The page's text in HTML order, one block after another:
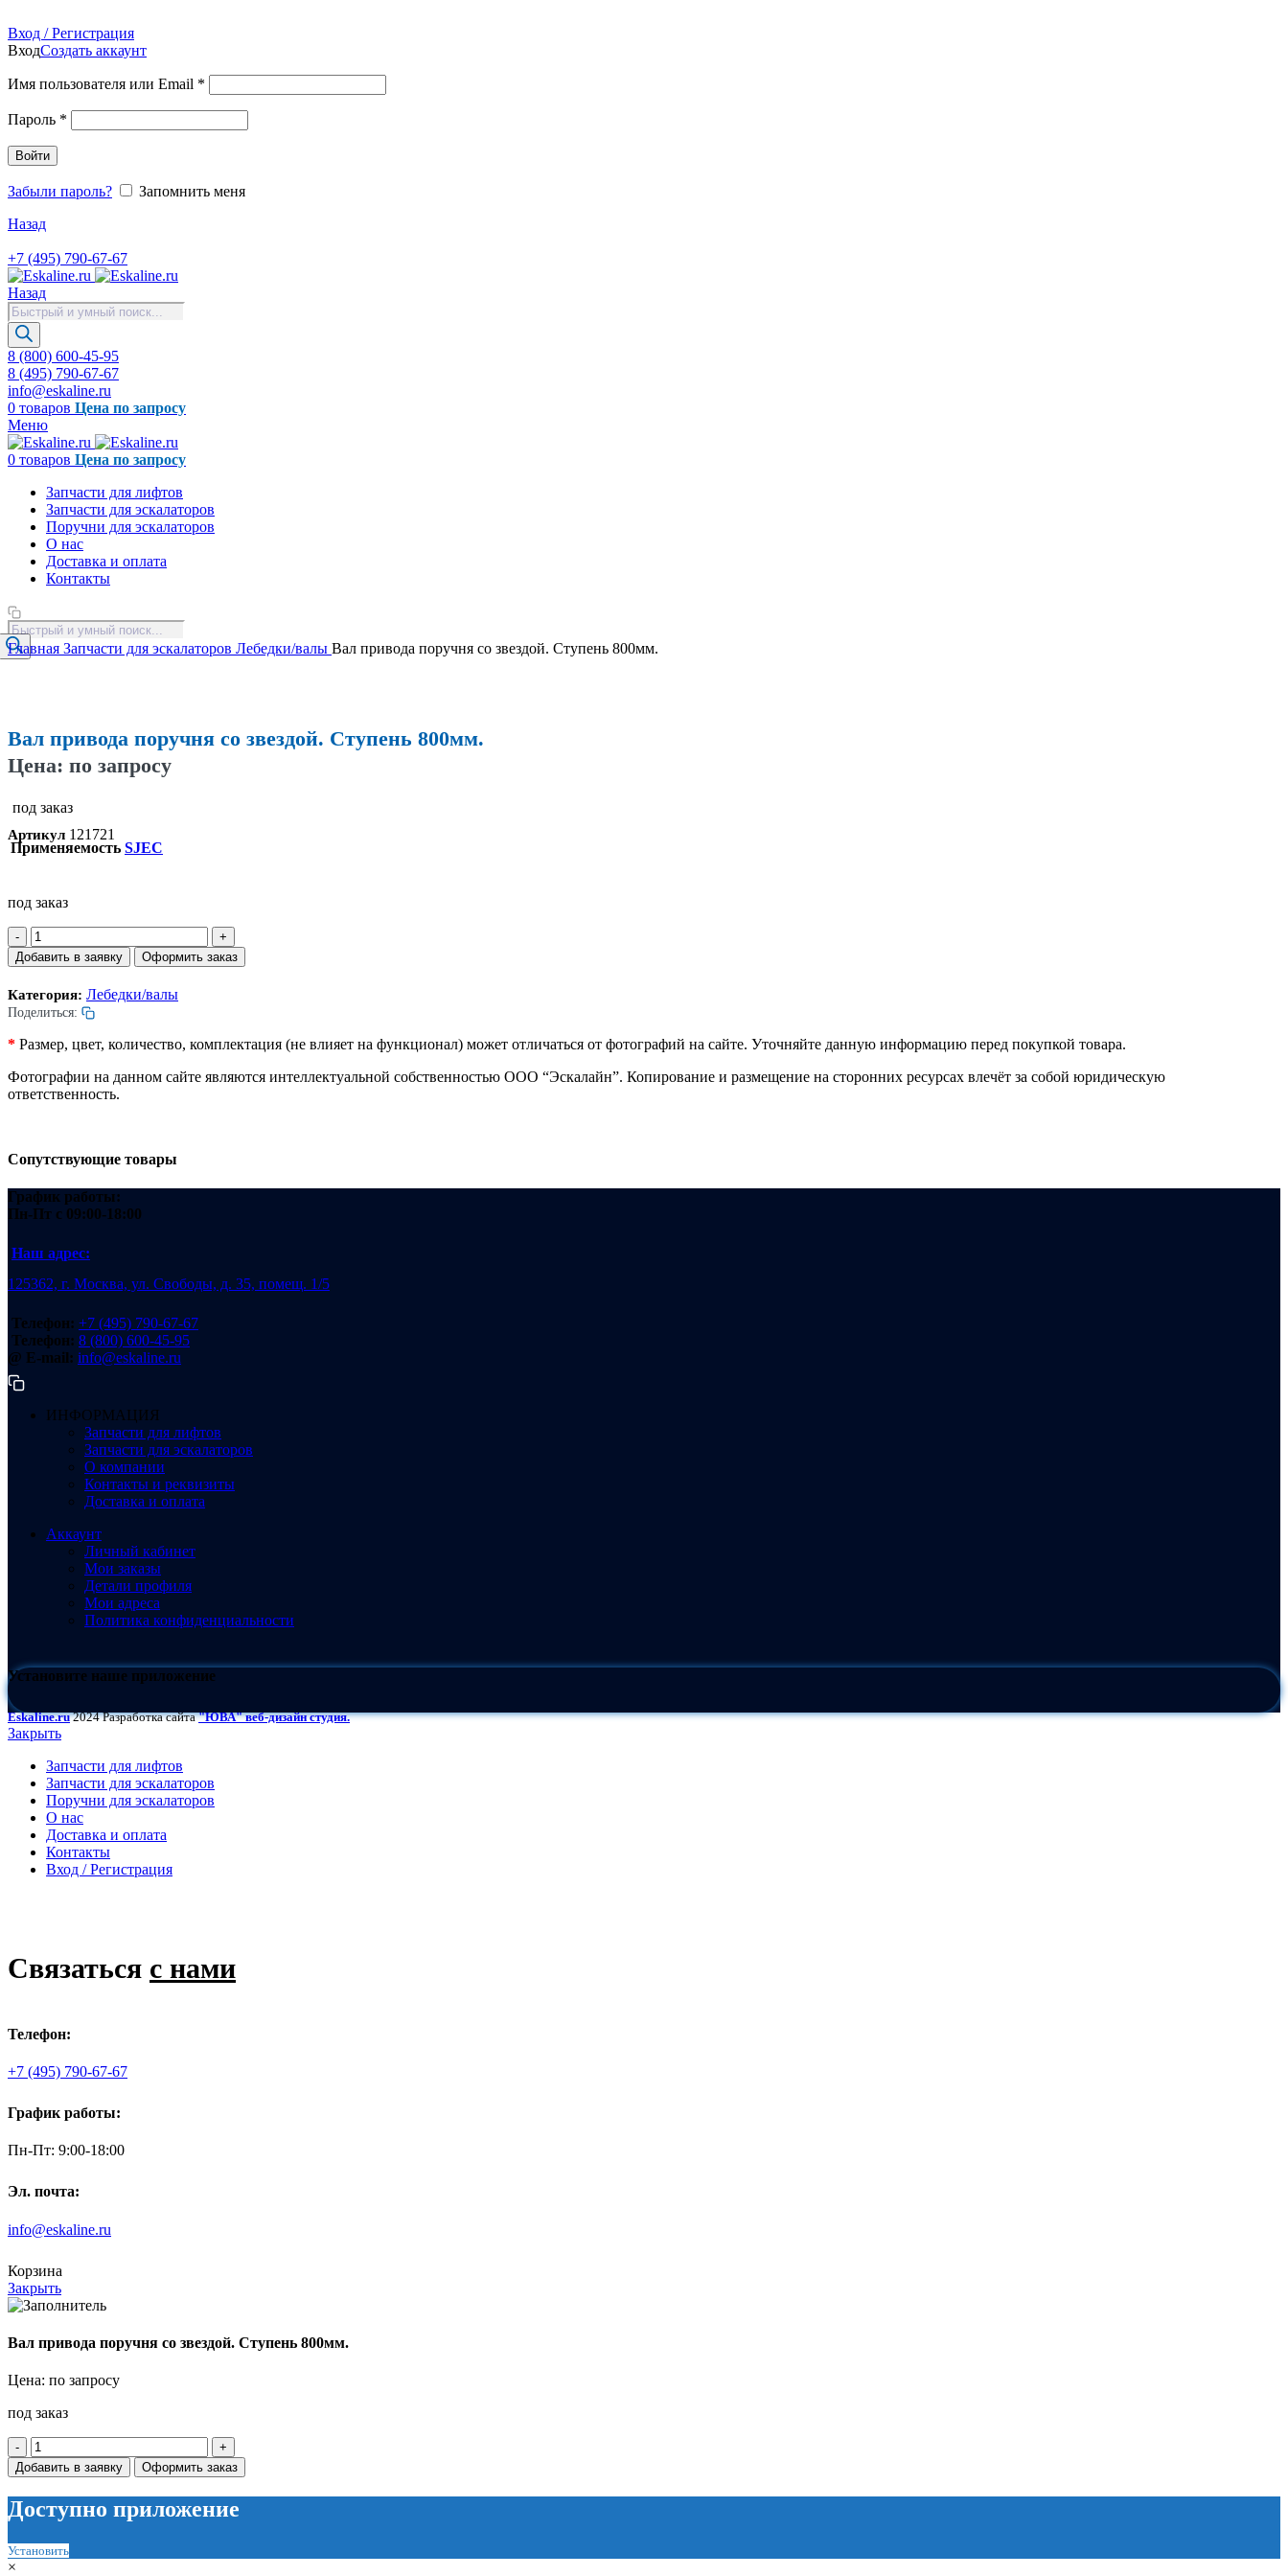
Вход / Регистрация
ВходСоздать аккаунт
Имя пользователя или Email *
Пароль *
Войти
Забыли пароль?
Запомнить меня
Назад
+7 (495) 790-67-67
Назад
Поиск
товаров
8 (800) 600-45-95
8 (495) 790-67-67
info@eskaline.ru
0 товаров Цена по запросу
Меню
0 товаров Цена по запросу
Запчасти для лифтов
Запчасти для эскалаторов
Поручни для эскалаторов
О нас
Доставка и оплата
Контакты
Поиск
товаров
Главная Запчасти для эскалаторов Лебедки/валы Вал привода поручня со звездой. Ступень 800мм.
Вал привода поручня со звездой. Ступень 800мм.
Цена: по запросу
под заказ
Артикул 121721
Применяемость SJEC
под заказ
Количество
товара
Вал
поручня
со
Ступень
800мм.
Добавить в заявку Оформить заказ
Категория: Лебедки/валы
Поделиться:
* Размер, цвет, количество, комплектация (не влияет на функционал) может отличаться от фотографий на сайте. Уточняйте данную информацию перед покупкой товара.
Фотографии на данном сайте являются интеллектуальной собственностью ООО “Эскалайн”. Копирование и размещение на сторонних ресурсах влечёт за собой юридическую
ответственность.
Сопутствующие товары
График работы:
Пн-Пт с 09:00-18:00
Наш адрес:
125362, г. Москва, ул. Свободы, д. 35, помещ. 1/5
Телефон: +7 (495) 790-67-67
Телефон: 8 (800) 600-45-95
@ E-mail: info@eskaline.ru
ИНФОРМАЦИЯ
Запчасти для лифтов
Запчасти для эскалаторов
О компании
Контакты и реквизиты
Доставка и оплата
Аккаунт
Личный кабинет
Мои заказы
Детали профиля
Мои адреса
Политика конфиденциальности
Установите наше приложение
Eskaline.ru 2024 Разработка сайта"ЮВА" веб-дизайн студия.
Закрыть
Запчасти для лифтов
Запчасти для эскалаторов
Поручни для эскалаторов
О нас
Доставка и оплата
Контакты
Вход / Регистрация
Связаться с нами
Телефон:
+7 (495) 790-67-67
График работы:
Пн-Пт: 9:00-18:00
Эл. почта:
info@eskaline.ru
Корзина
Закрыть
Вал привода поручня со звездой. Ступень 800мм.
Цена: по запросу
под заказ
Количество
товара
Вал
привода
поручня
звездой.
Добавить в заявку Оформить заказ
Доступно приложение
Установить
×